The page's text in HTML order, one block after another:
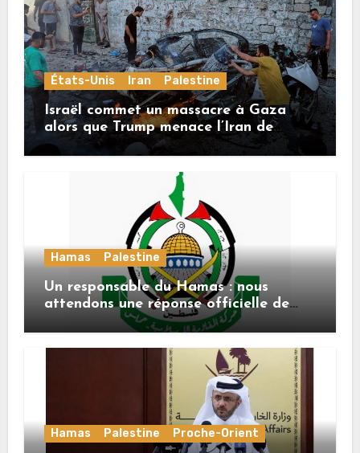
États-Unis Iran Palestine
Israël commet un massacre à Gaza
alors que Trump menace l’Iran de
«décapitation»
Hamas Palestine
Un responsable du Hamas : nous
attendons une réponse officielle de
Mladenov concernant la feuille de
route de la deuxième phase de l’accord
Hamas Palestine Proche-Orient